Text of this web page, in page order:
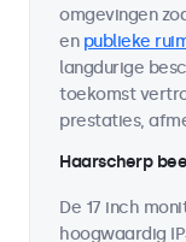
omgevingen
en publieke
langdurige
toekomst
prestaties,
Haarscherp
De 17 inch
hoogwaardig